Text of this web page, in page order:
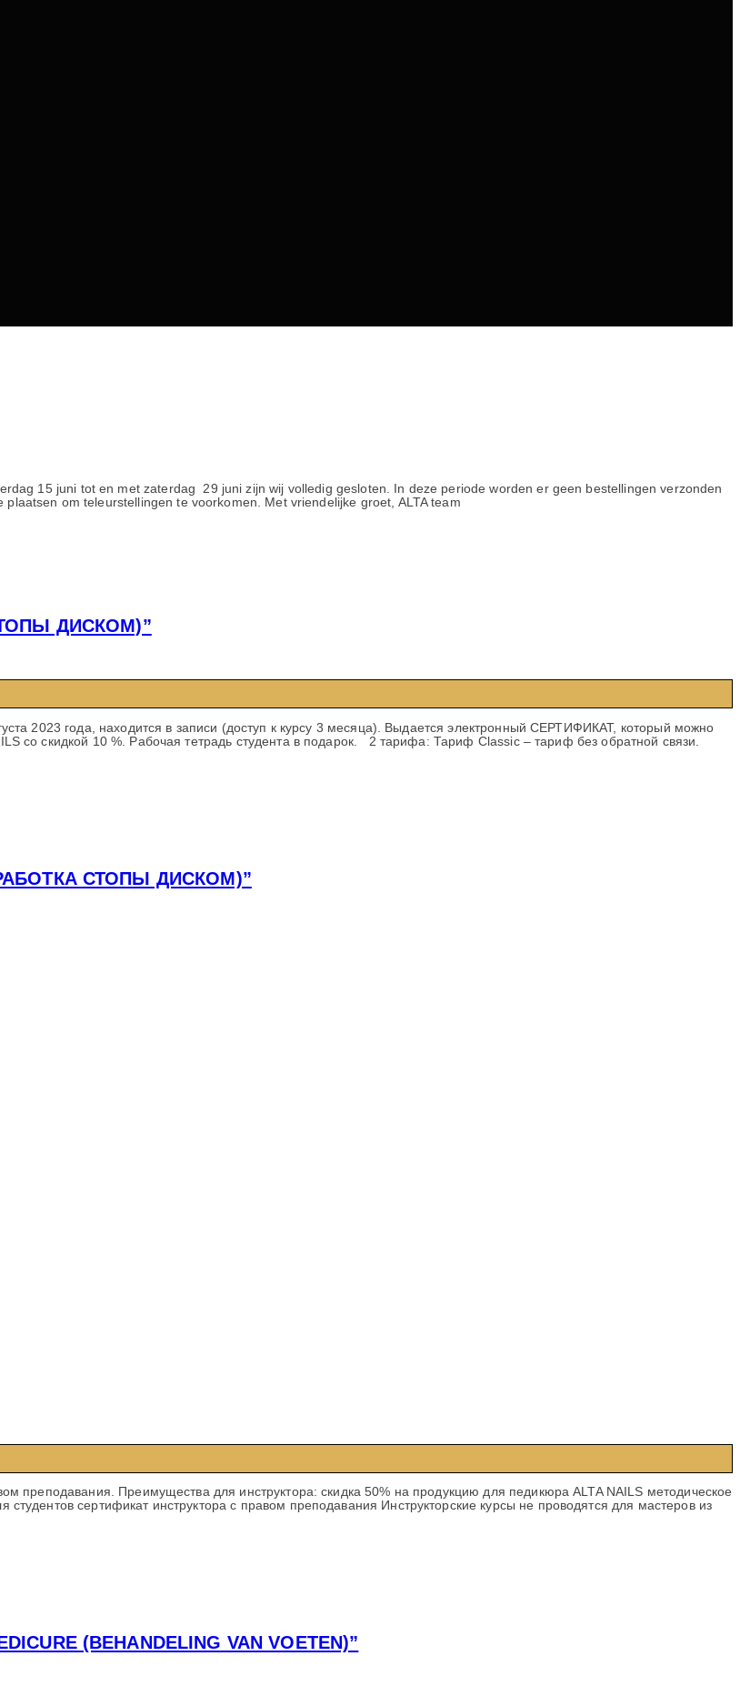
15 juni tot en met zaterdag 29 juni zijn wij volledig gesloten. In deze periode worden er geen bestellingen verzonden
om teleurstellingen te voorkomen. Met vriendelijke groet, ALTA team
ДИСКОМ)”
2023 года, находится в записи (доступ к курсу 3 месяца). Выдается электронный СЕРТИФИКАТ, который можно
со скидкой 10 %. Рабочая тетрадь студента в подарок. 2 тарифа: Тариф Сlassic – тариф без обратной связи.
СТОПЫ ДИСКОМ)”
преподавания. Преимущества для инструктора: скидка 50% на продукцию для педикюра ALTA NAILS методическое
сертификат инструктора с правом преподавания Инструкторские курсы не проводятся для мастеров из
(BEHANDELING VAN VOETEN)”